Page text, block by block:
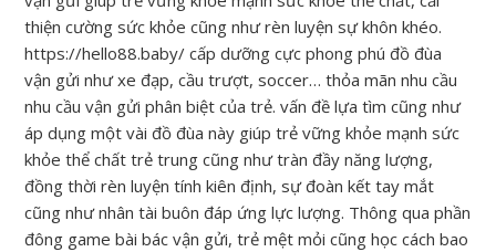
thiện cường sức khỏe cũng như rèn luyện sự khôn khéo.
https://hello88.baby/ cấp dưỡng cực phong phú đồ đùa
vận gửi như xe đạp, cầu trượt, soccer… thỏa mãn nhu cầu
nhu cầu vận gửi phân biệt của trẻ. vấn đề lựa tìm cũng như
áp dụng một vài đồ đùa này giúp trẻ vững khỏe mạnh sức
khỏe thể chất trẻ trung cũng như tràn đầy năng lượng,
đồng thời rèn luyện tính kiên định, sự đoàn kết tay mắt
cũng như nhân tài buôn đáp ứng lực lượng. Thông qua phần
đông game bài bác vận gửi, trẻ mệt mỏi cũng học cách bao